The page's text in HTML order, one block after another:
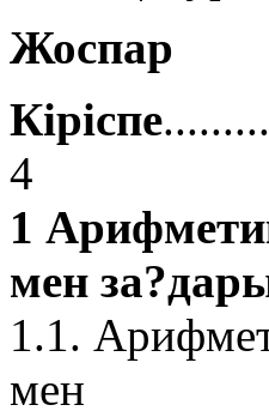
Жоспар
Кіріспе
4
1
мен
1.1.
мен